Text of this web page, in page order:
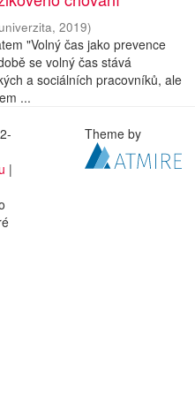
, 2019)
"Volný čas jako prevence
se volný čas stává
a sociálních pracovníků, ale
...
|
Theme by